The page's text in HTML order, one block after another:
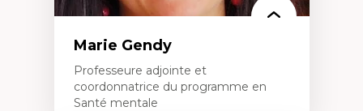
Marie Gendy
Professeure adjointe et
coordonnatrice du programme en
Santé mentale